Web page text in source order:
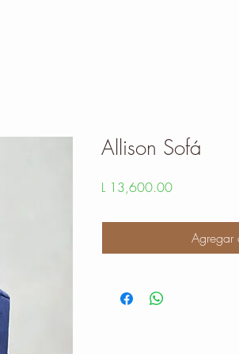
Allison Sofá
L 13,600.00Precio
Agregar